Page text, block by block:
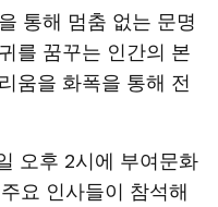
통해 멈춤 없는 문명
를 꿈꾸는 인간의 본
움을 화폭을 통해 전
오후 2시에 부여문화
요 인사들이 참석해